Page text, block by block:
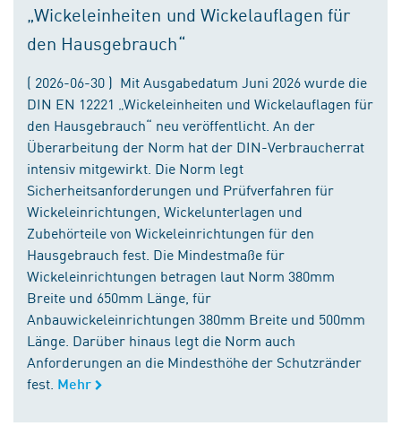
„Wickeleinheiten und Wickelauflagen für
den Hausgebrauch“
( 2026-06-30 ) Mit Ausgabedatum Juni 2026 wurde die
DIN EN 12221 „Wickeleinheiten und Wickelauflagen für
den Hausgebrauch“ neu veröffentlicht. An der
Überarbeitung der Norm hat der DIN-Verbraucherrat
intensiv mitgewirkt. Die Norm legt
Sicherheitsanforderungen und Prüfverfahren für
Wickeleinrichtungen, Wickelunterlagen und
Zubehörteile von Wickeleinrichtungen für den
Hausgebrauch fest. Die Mindestmaße für
Wickeleinrichtungen betragen laut Norm 380mm
Breite und 650mm Länge, für
Anbauwickeleinrichtungen 380mm Breite und 500mm
Länge. Darüber hinaus legt die Norm auch
Anforderungen an die Mindesthöhe der Schutzränder
fest. Mehr